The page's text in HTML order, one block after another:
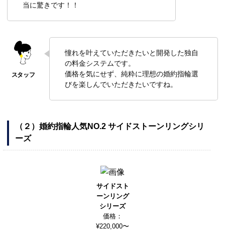
当に驚きです！！
憧れを叶えていただきたいと開発した独自
の料金システムです。
価格を気にせず、純粋に理想の婚約指輪選
びを楽しんでいただきたいですね。
（２）婚約指輪人気NO.2 サイドストーンリングシリ
ーズ
サイドスト
ーンリング
シリーズ
価格：
¥220,000〜